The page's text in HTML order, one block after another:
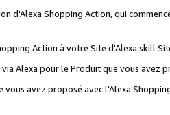
d'Alexa Shopping Action, qui
Action à votre Site d'Alexa skill
Alexa pour le Produit que vous avez
vous avez proposé avec l'Alexa